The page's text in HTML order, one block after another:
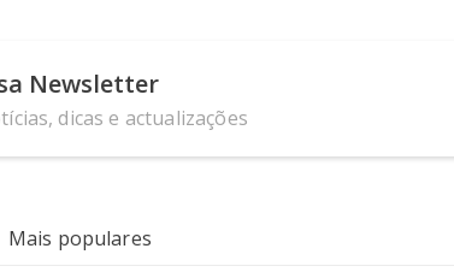
Newsletter
dicas e actualizações
Mais populares